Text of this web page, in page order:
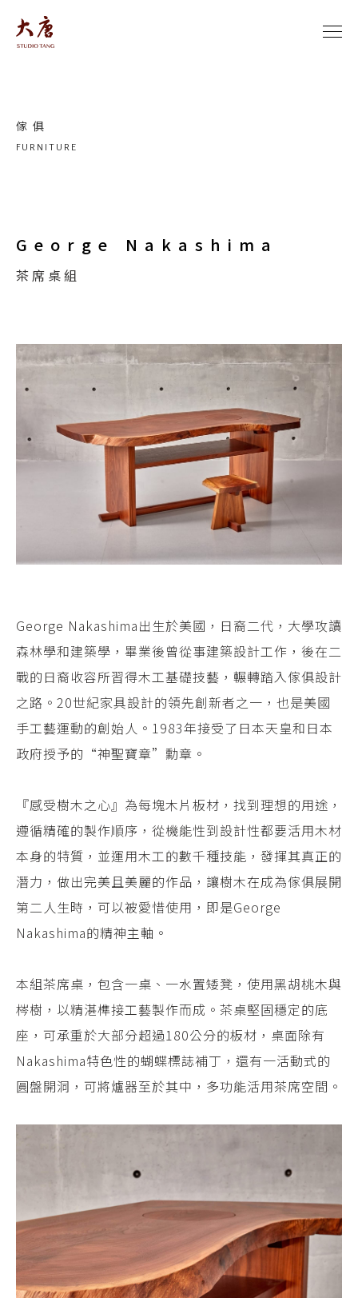
傢俱
FURNITURE
George Nakashima
茶席桌組
George Nakashima出生於美國，日裔二代，大學攻讀
森林學和建築學，畢業後曾從事建築設計工作，後在二
戰的日裔收容所習得木工基礎技藝，輾轉踏入傢俱設計
之路。20世紀家具設計的領先創新者之一，也是美國
手工藝運動的創始人。1983年接受了日本天皇和日本
政府授予的“神聖寶章”勳章。
『感受樹木之心』為每塊木片板材，找到理想的用途，
遵循精確的製作順序，從機能性到設計性都要活用木材
本身的特質，並運用木工的數千種技能，發揮其真正的
潛力，做出完美且美麗的作品，讓樹木在成為傢俱展開
第二人生時，可以被愛惜使用，即是George
Nakashima的精神主軸。
本組茶席桌，包含一桌、一水置矮凳，使用黑胡桃木與
梣樹，以精湛榫接工藝製作而成。茶桌堅固穩定的底
座，可承重於大部分超過180公分的板材，桌面除有
Nakashima特色性的蝴蝶標誌補丁，還有一活動式的
圓盤開洞，可將爐器至於其中，多功能活用茶席空間。